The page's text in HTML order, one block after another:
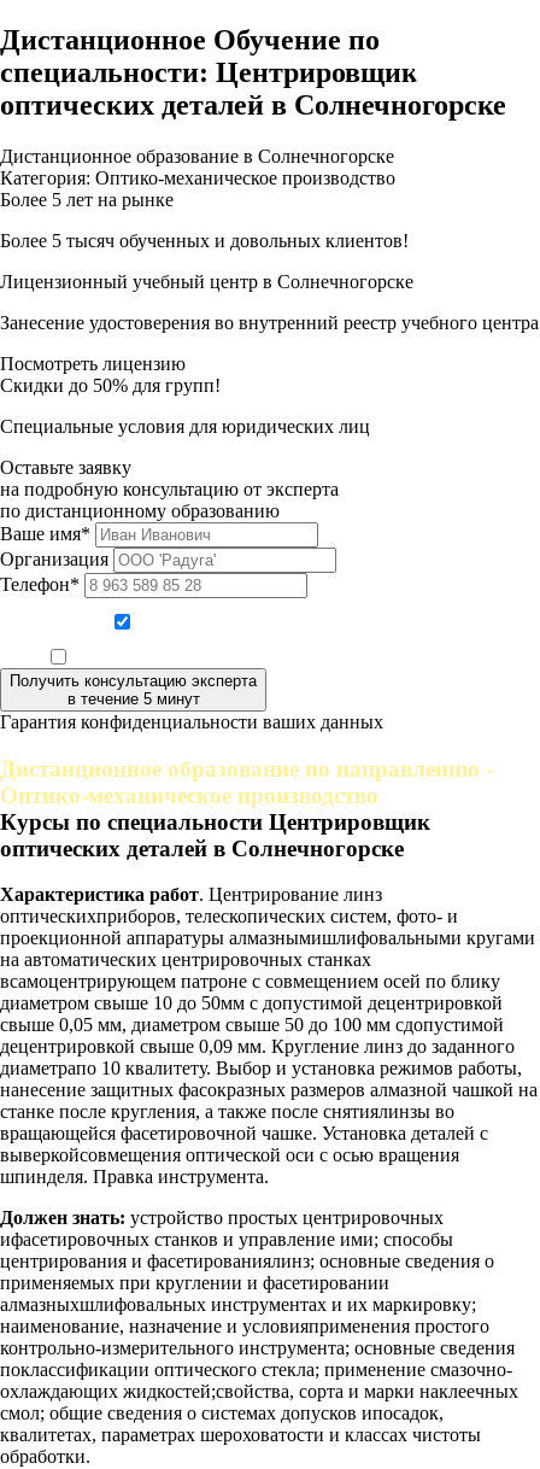
Дистанционное Обучение по
специальности: Центрировщик
оптических деталей в Солнечногорске
Дистанционное образование в Солнечногорске
Категория: Оптико-механическое производство
Более 5 лет на рынке
Более 5 тысяч обученных и довольных клиентов!
Лицензионный учебный центр в Солнечногорске
Занесение удостоверения во внутренний реестр учебного центра
Посмотреть лицензию
Скидки до 50% для групп!
Специальные условия для юридических лиц
Оставьте заявку
на подробную консультацию от эксперта
по дистанционному образованию
Ваше имя*
Организация
Телефон*
Получить консультацию эксперта
в течение 5 минут
Гарантия конфиденциальности ваших данных
Дистанционное образование по направлению -
Оптико-механическое производство
Курсы по специальности Центрировщик
оптических деталей в Солнечногорске
Характеристика работ. Центрирование линз
оптическихприборов, телескопических систем, фото- и
проекционной аппаратуры алмазнымишлифовальными кругами
на автоматических центрировочных станках
всамоцентрирующем патроне с совмещением осей по блику
диаметром свыше 10 до 50мм с допустимой децентрировкой
свыше 0,05 мм, диаметром свыше 50 до 100 мм сдопустимой
децентрировкой свыше 0,09 мм. Кругление линз до заданного
диаметрапо 10 квалитету. Выбор и установка режимов работы,
нанесение защитных фасокразных размеров алмазной чашкой на
станке после кругления, а также после снятиялинзы во
вращающейся фасетировочной чашке. Установка деталей с
выверкойсовмещения оптической оси с осью вращения
шпинделя. Правка инструмента.
Должен знать: устройство простых центрировочных
ифасетировочных станков и управление ими; способы
центрирования и фасетированиялинз; основные сведения о
применяемых при круглении и фасетировании
алмазныхшлифовальных инструментах и их маркировку;
наименование, назначение и условияприменения простого
контрольно-измерительного инструмента; основные сведения
поклассификации оптического стекла; применение смазочно-
охлаждающих жидкостей;свойства, сорта и марки наклеечных
смол; общие сведения о системах допусков ипосадок,
квалитетах, параметрах шероховатости и классах чистоты
обработки.